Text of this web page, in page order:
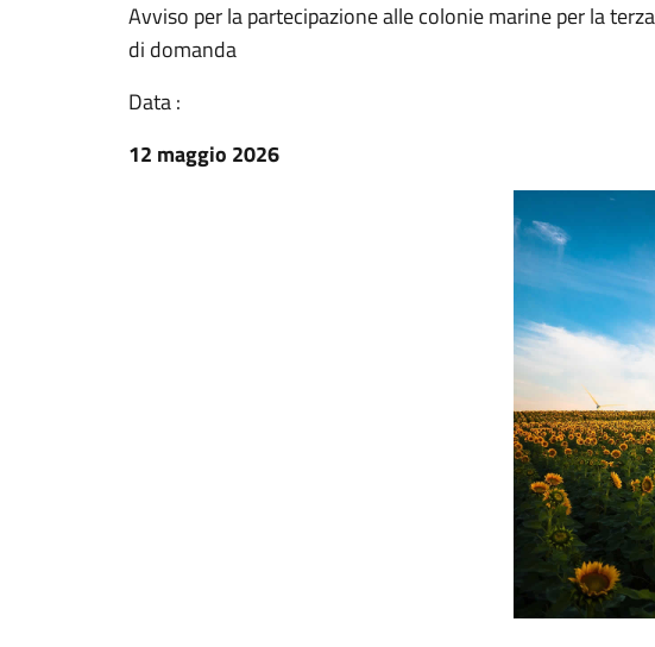
Avviso per la partecipazione alle colonie marine per la
di domanda
Data :
12 maggio 2026